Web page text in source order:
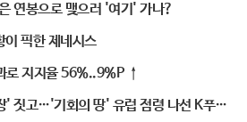
연봉으로 맺으러 '여기' 가나?
이 픽한 제네시스
로 지지율 56%..9%P ↑
' 짓고…'기회의 땅' 유럽 점령 나선 K푸드